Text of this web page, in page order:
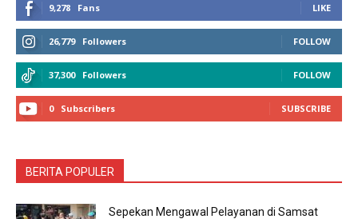
9,278 Fans LIKE
26,779 Followers FOLLOW
37,300 Followers FOLLOW
0 Subscribers SUBSCRIBE
BERITA POPULER
Sepekan Mengawal Pelayanan di Samsat